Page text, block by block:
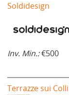
Soldidesign
Inv. Min.:€500
Terrazze sui Colli